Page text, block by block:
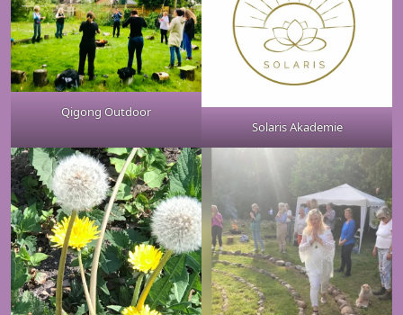
Qigong Outdoor
Solaris Akademie